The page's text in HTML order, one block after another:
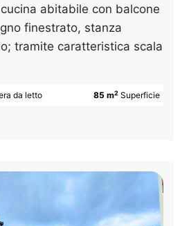
abitabile con balcone
finestrato, stanza
tramite caratteristica scala
85 m2 Superficie
da letto